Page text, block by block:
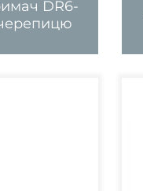
DR6-